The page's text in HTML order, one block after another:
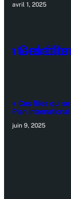
avril 1, 2025
« Ces filles qui
Plan
juin 9, 2025